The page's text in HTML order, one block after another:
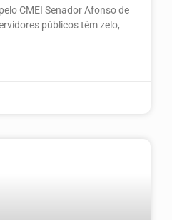
CMEI Senador Afonso de
públicos têm zelo,